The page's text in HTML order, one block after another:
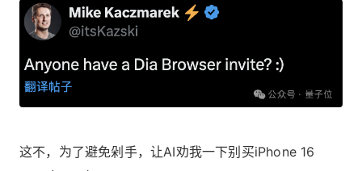
这不，为了避免剁手，让AI劝我一下别买iPhone 16